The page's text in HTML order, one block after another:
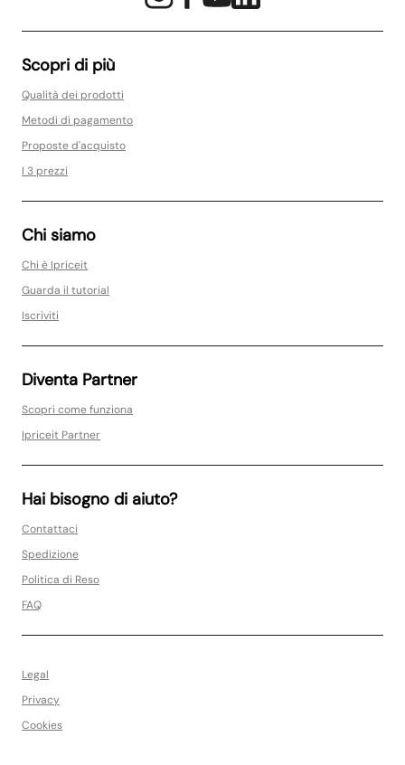
Scopri di più
Qualità dei prodotti
Metodi di pagamento
Proposte d'acquisto
I 3 prezzi
Chi siamo
Chi è Ipriceit
Guarda il tutorial
Iscriviti
Diventa Partner
Scopri come funziona
Ipriceit Partner
Hai bisogno di aiuto?
Contattaci
Spedizione
Politica di Reso
FAQ
Legal
Privacy
Cookies